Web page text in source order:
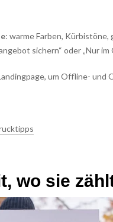
: warme Farben, Kürbistöne,
sichern“ oder „Nur im
um Offline- und
wo sie